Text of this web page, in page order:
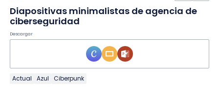
Diapositivas minimalistas de agencia de
ciberseguridad
Descargar
Actual Azul Ciberpunk